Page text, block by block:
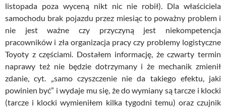
listopada poza wyceną nikt nic nie robił). Dla właściciela
samochodu brak pojazdu przez miesiąc to poważny problem i
nie jest ważne czy przyczyną jest niekompetencja
pracowników i zła organizacja pracy czy problemy logistyczne
Toyoty z częściami. Dostałem informację, że czwarty termin
naprawy też nie będzie dotrzymany i że mechanik zmienił
zdanie, cyt. „samo czyszczenie nie da takiego efektu, jaki
powinien być” i wydaje mu się, że do wymiany są tarcze i klocki
(tarcze i klocki wymieniłem kilka tygodni temu) oraz czujnik